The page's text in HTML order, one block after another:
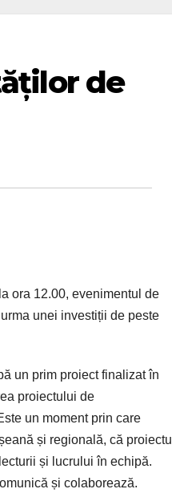
de
ora 12.00, evenimentul de
unei investiții de peste
un prim proiect finalizat în
proiectului de
un moment prin care
și regională, că proiectul
și lucrului în echipă.
și colaborează.